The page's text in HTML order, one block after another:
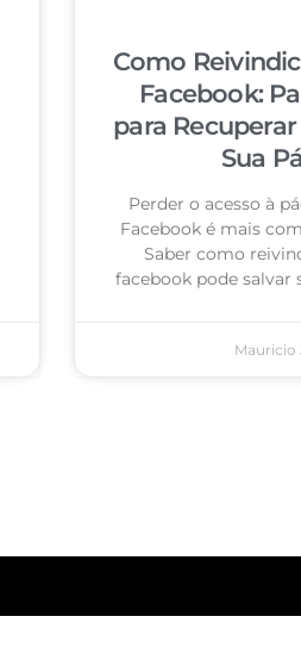
Como
Facebook:
para
Sua
Perder o acesso à
Facebook é mais
Saber como
facebook pode salvar
Mauricio